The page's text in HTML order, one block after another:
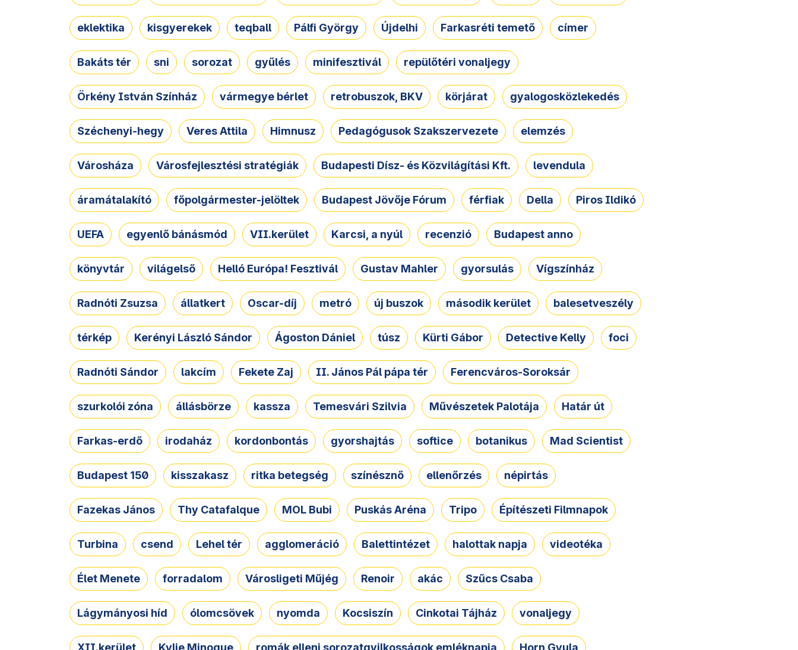
eklektika kisgyerekek teqball Pálfi György Újdelhi Farkasréti temető címer
Bakáts tér sni sorozat gyűlés minifesztivál repülőtéri vonaljegy
Örkény István Színház vármegye bérlet retrobuszok, BKV körjárat gyalogosközlekedés
Széchenyi-hegy Veres Attila Himnusz Pedagógusok Szakszervezete elemzés
Városháza Városfejlesztési stratégiák Budapesti Dísz- és Közvilágítási Kft. levendula
áramátalakító főpolgármester-jelöltek Budapest Jövője Fórum férfiak Della Piros Ildikó
UEFA egyenlő bánásmód VII.kerület Karcsi, a nyúl recenzió Budapest anno
könyvtár világelső Helló Európa! Fesztivál Gustav Mahler gyorsulás Vígszínház
Radnóti Zsuzsa állatkert Oscar-díj metró új buszok második kerület balesetveszély
térkép Kerényi László Sándor Ágoston Dániel túsz Kürti Gábor Detective Kelly foci
Radnóti Sándor lakcím Fekete Zaj II. János Pál pápa tér Ferencváros-Soroksár
szurkolói zóna állásbörze kassza Temesvári Szilvia Művészetek Palotája Határ út
Farkas-erdő irodaház kordonbontás gyorshajtás softice botanikus Mad Scientist
Budapest 150 kisszakasz ritka betegség színésznő ellenőrzés népirtás
Fazekas János Thy Catafalque MOL Bubi Puskás Aréna Tripo Építészeti Filmnapok
Turbina csend Lehel tér agglomeráció Balettintézet halottak napja videotéka
Élet Menete forradalom Városligeti Műjég Renoir akác Szűcs Csaba
Lágymányosi híd ólomcsövek nyomda Kocsiszín Cinkotai Tájház vonaljegy
XII.kerület Kylie Minogue romák elleni sorozatgyilkosságok emléknapja Horn Gyula